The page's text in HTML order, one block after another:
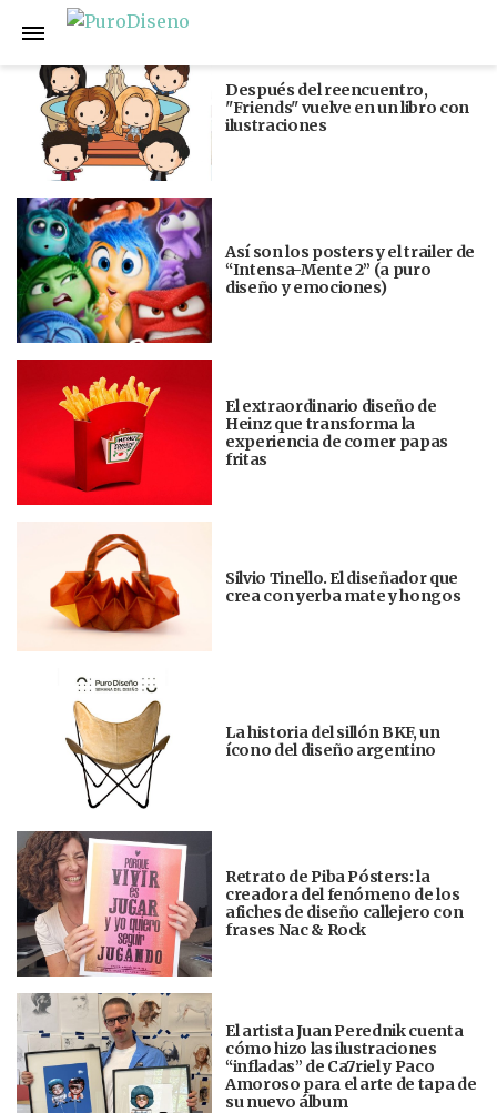
Anterior
Después del reencuentro,
"Friends" vuelve en un libro con
ilustraciones
Así son los posters y el trailer de
“Intensa-Mente 2” (a puro
diseño y emociones)
El extraordinario diseño de
Heinz que transforma la
experiencia de comer papas
fritas
Silvio Tinello. El diseñador que
crea con yerba mate y hongos
La historia del sillón BKF, un
ícono del diseño argentino
Retrato de Piba Pósters: la
creadora del fenómeno de los
afiches de diseño callejero con
frases Nac & Rock
El artista Juan Perednik cuenta
cómo hizo las ilustraciones
“infladas” de Ca7riel y Paco
Amoroso para el arte de tapa de
su nuevo álbum
Siguiente